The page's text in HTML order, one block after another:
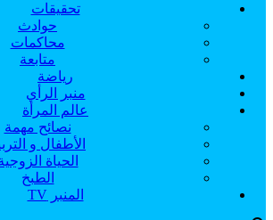
تحقيقات
حوادث
محاكمات
متابعة
رياضة
منبر الرأي
عالم المرأة
نصائح مهمة
الأطفال و
الحياة
الطبخ
المنبر TV